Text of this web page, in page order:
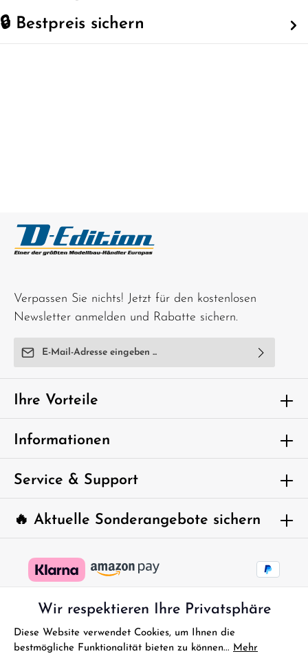
🔒 Bestpreis sichern
Verpassen Sie nichts! Jetzt für den kostenlosen
Newsletter anmelden und Rabatte sichern.
E-Mail-Adresse*
Ich habe dieDatenschutzbestimmungenzur Kenntnis
genommen und die
einverstanden.
Um weiterzugehen, geben Sie die oben
abgebildeten Zeichen ein*
🔥 Aktuelle Sonderangebote sichern
Ihre Vorteile
Informationen
Service & Support
Wir respektieren Ihre Privatsphäre
Diese Website verwendet Cookies, um Ihnen die
bestmögliche Funktionalität bieten zu können... Mehr